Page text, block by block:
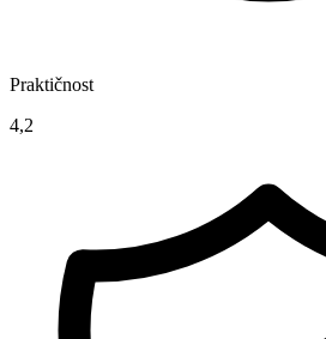
Praktičnost
4,2